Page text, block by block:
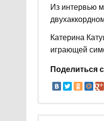
Из интервью
Катерина
играющей
Поделиться